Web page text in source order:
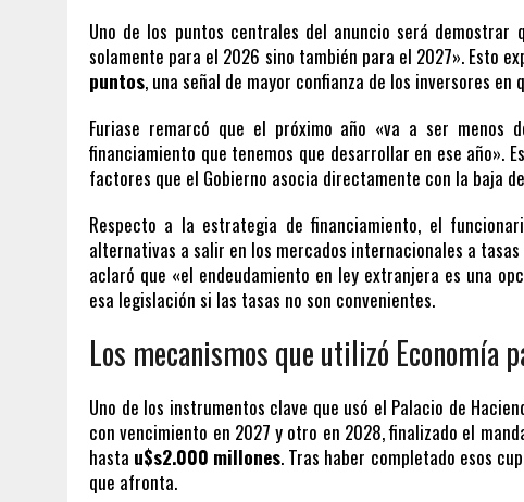
Uno de los puntos centrales del anuncio será
solamente para el 2026 sino también para el 2027». Esto
puntos, una señal de mayor confianza de los inversores
Furiase remarcó que el próximo año «va a ser
financiamiento que tenemos que desarrollar en ese
factores que el Gobierno asocia directamente con la baja
Respecto a la estrategia de financiamiento, el
alternativas a salir en los mercados internacionales a
aclaró que «el endeudamiento en ley extranjera es una
esa legislación si las tasas no son convenientes.
Los mecanismos que utilizó Economía
Uno de los instrumentos clave que usó el Palacio de
con vencimiento en 2027 y otro en 2028, finalizado el
hasta u$s2.000 millones. Tras haber completado esos
que afronta.